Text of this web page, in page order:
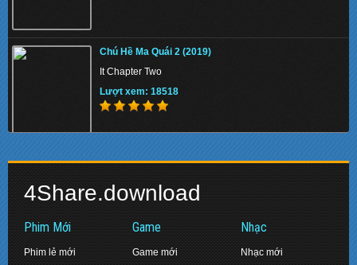
Trước Lúc Nửa Đêm ()
Before Midnight
Lượt xem: 156016
Lượt xem: 137391
Chú Hề Ma Quái 2 (2019)
It Chapter Two
Lượt xem: 18518
Avengers: Endgame
4Share.download
Phim Mới
Phim lẻ mới
Game
Game mới
Nhạc
Nhạc mới